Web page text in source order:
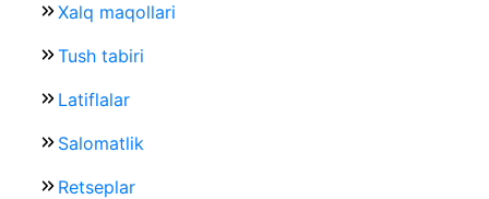
Xalq maqollari
Tush tabiri
Latiflalar
Salomatlik
Retseplar